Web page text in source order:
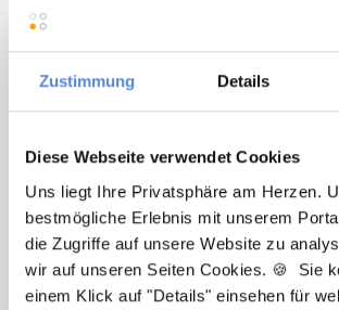
Zustimmung Details
Diese Webseite verwendet Cookies
Uns liegt Ihre Privatsphäre am Herzen.
bestmögliche Erlebnis mit unserem
die Zugriffe auf unsere Website zu
wir auf unseren Seiten Cookies. 🍪 Sie
einem Klick auf "Details" einsehen für
Laura Holstein
Ich unterstütze Sie bei der
Traumjob in Ihrer Wunschregion. Bei
ich Ihnen gerne zur Verfügung.
Jetzt zur kostenlosen